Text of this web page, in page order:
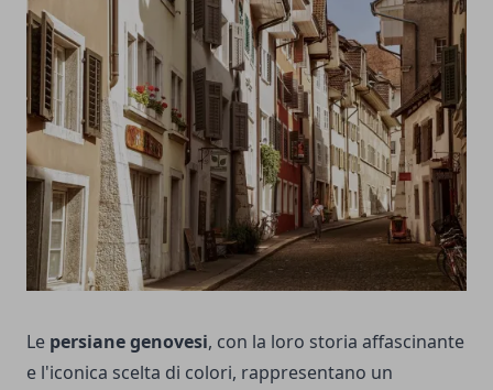
Le persiane genovesi, con la loro storia affascinante
e l'iconica scelta di colori, rappresentano un